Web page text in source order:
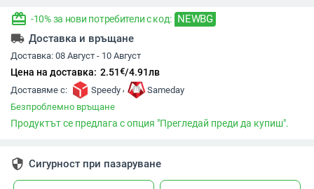
redeem -10% за нови потребители с код: NEWBG
local_shipping Доставка и връщане
Доставка: 08 Август - 10 Август
Цена на доставка: 2.51€/4.91лв
Доставяме с: Speedy ,
Sameday
Безпроблемно връщане
Продуктът се предлага с опция "Прегледай преди да купиш".
security Сигурност при пазаруване